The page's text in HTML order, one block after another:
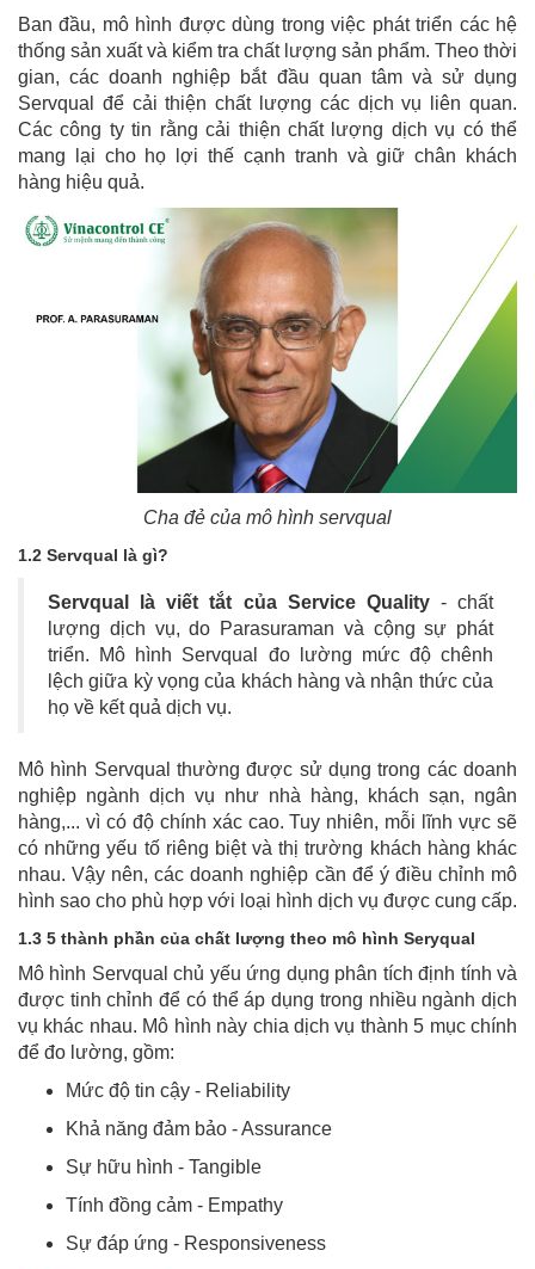
Ban đầu, mô hình được dùng trong việc phát triển các hệ
thống sản xuất và kiểm tra chất lượng sản phẩm. Theo thời
gian, các doanh nghiệp bắt đầu quan tâm và sử dụng
Servqual để cải thiện chất lượng các dịch vụ liên quan.
Các công ty tin rằng cải thiện chất lượng dịch vụ có thể
mang lại cho họ lợi thế cạnh tranh và​ giữ chân khách
hàng hiệu quả.
Cha đẻ của mô hình servqual
1.2 Servqual là gì?
Servqual là viết tắt của Service Quality - chất
lượng dịch vụ, do Parasuraman và cộng sự phát
triển. Mô hình Servqual đo lường mức độ chênh
lệch giữa kỳ vọng của khách hàng và nhận thức của
họ về kết quả dịch vụ.
Mô hình Servqual thường được sử dụng trong các doanh
nghiệp ngành dịch vụ như nhà hàng, khách sạn, ngân
hàng,... vì có độ chính xác cao. Tuy nhiên, mỗi lĩnh vực sẽ
có những yếu tố riêng biệt và thị trường khách hàng khác
nhau. Vậy nên, các doanh nghiệp cần để ý điều chỉnh mô
hình sao cho phù hợp với loại hình dịch vụ được cung cấp.
1.3 5 thành phần của chất lượng theo mô hình Seryqual
Mô hình Servqual chủ yếu ứng dụng phân tích định tính và
được tinh chỉnh để có thể áp dụng trong nhiều ngành dịch
vụ khác nhau. Mô hình này chia dịch vụ thành 5 mục chính
để đo lường, gồm:
Mức độ tin cậy - Reliability
Khả năng đảm bảo - Assurance
Sự hữu hình - Tangible
Tính đồng cảm - Empathy
Sự đáp ứng - Responsiveness